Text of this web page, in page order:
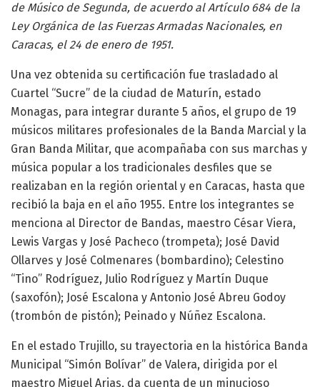
de Músico de Segunda, de acuerdo al Artículo 684 de la
Ley Orgánica de las Fuerzas Armadas Nacionales, en
Caracas, el 24 de enero de 1951.
Una vez obtenida su certificación fue trasladado al
Cuartel “Sucre” de la ciudad de Maturín, estado
Monagas, para integrar durante 5 años, el grupo de 19
músicos militares profesionales de la Banda Marcial y la
Gran Banda Militar, que acompañaba con sus marchas y
música popular a los tradicionales desfiles que se
realizaban en la región oriental y en Caracas, hasta que
recibió la baja en el año 1955. Entre los integrantes se
menciona al Director de Bandas, maestro César Viera,
Lewis Vargas y José Pacheco (trompeta); José David
Ollarves y José Colmenares (bombardino); Celestino
“Tino” Rodríguez, Julio Rodríguez y Martín Duque
(saxofón); José Escalona y Antonio José Abreu Godoy
(trombón de pistón); Peinado y Núñez Escalona.
En el estado Trujillo, su trayectoria en la histórica Banda
Municipal “Simón Bolívar” de Valera, dirigida por el
maestro Miguel Arias, da cuenta de un minucioso